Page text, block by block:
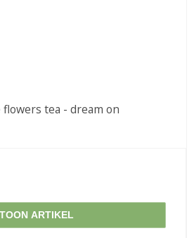
tea - dream on
TOON ARTIKEL